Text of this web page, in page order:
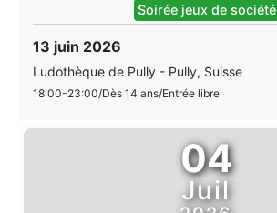
Soirée jeux de société
13 juin 2026
Ludothèque de Pully - Pully, Suisse
18:00-23:00/Dès 14 ans/Entrée libre
04
Juil